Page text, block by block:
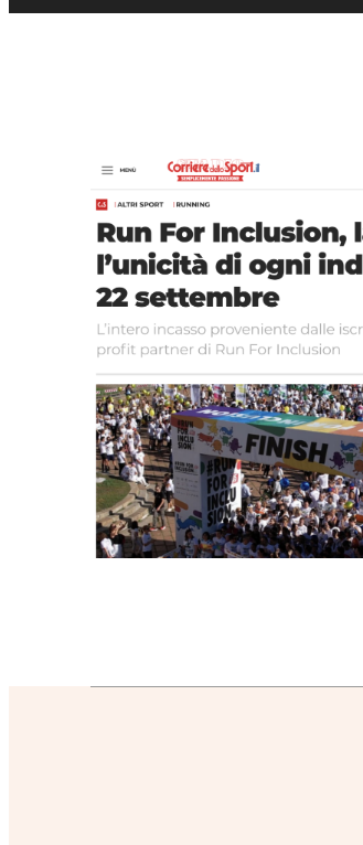
Il nostro lavoro